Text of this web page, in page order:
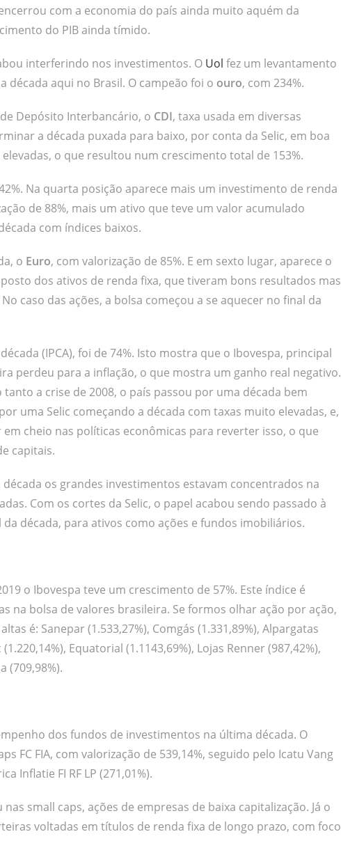
com a economia do país ainda muito aquém da
do PIB ainda tímido.
interferindo nos investimentos. O Uol fez um levantamento
aqui no Brasil. O campeão foi o ouro, com 234%.
Depósito Interbancário, o CDI, taxa usada em diversas
a década puxada para baixo, por conta da Selic, em boa
o que resultou num crescimento total de 153%.
Na quarta posição aparece mais um investimento de renda
de 88%, mais um ativo que teve um valor acumulado
com índices baixos.
o Euro, com valorização de 85%. E em sexto lugar, aparece o
dos ativos de renda fixa, que tiveram bons resultados mas
caso das ações, a bolsa começou a se aquecer no final da
(IPCA), foi de 74%. Isto mostra que o Ibovespa, principal
perdeu para a inflação, o que mostra um ganho real negativo.
a crise de 2008, o país passou por uma década bem
uma Selic começando a década com taxas muito elevadas, e,
cheio nas políticas econômicas para reverter isso, o que
capitais.
os grandes investimentos estavam concentrados na
Com os cortes da Selic, o papel acabou sendo passado à
década, para ativos como ações e fundos imobiliários.
o Ibovespa teve um crescimento de 57%. Este índice é
na bolsa de valores brasileira. Se formos olhar ação por ação,
é: Sanepar (1.533,27%), Comgás (1.331,89%), Alpargatas
Equatorial (1.1143,69%), Lojas Renner (987,42%),
(709,98%).
dos fundos de investimentos na última década. O
FC FIA, com valorização de 539,14%, seguido pelo Icatu Vang
Inflatie FI RF LP (271,01%).
small caps, ações de empresas de baixa capitalização. Já o
voltadas em títulos de renda fixa de longo prazo, com foco